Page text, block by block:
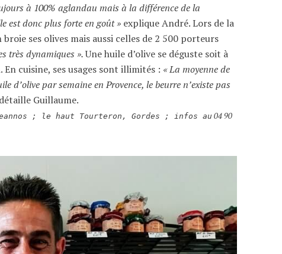
à 100% aglandau mais à la différence de la
est donc plus forte en goût » explique André. Lors de la
ses olives mais aussi celles de 2 500 porteurs
très dynamiques ».Une huile d’olive se déguste soit à
cuisine, ses usages sont illimités : « La moyenne de
d’olive par semaine en Provence, le beurre n’existe pas
détaille Guillaume.
; le haut Tourteron, Gordes ; infos au 04 90